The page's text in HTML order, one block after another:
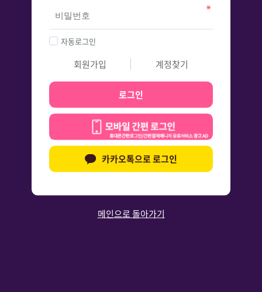
자동로그인
회원가입 계정찾기
로그인
카카오톡으로 로그인
메인으로 돌아가기